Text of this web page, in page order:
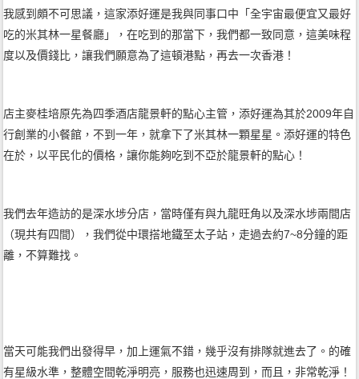
我感到頗不可思議，這家添好運是我與同事口中「全宇宙最便宜又最好
吃的米其林一星餐廳」，在吃到的那當下，我們都一致同意，這美味程
度以及價錢比，讓我們願意為了這頓港點，再去一次香港！
店主麥桂培原先為四季酒店龍景軒的點心主管，添好運為其於2009年自
行創業的小餐館，不到一年，就拿下了米其林一顆星星。添好運的特色
在於，以平民化的價格，讓你能夠吃到不亞於龍景軒的點心！
我們去年造訪的是深水埗分店，當時僅有與九龍旺角以及深水埗兩間店
（現共有四間），我們從中環搭地鐵至太子站，走過去約7~8分鐘的距
離，不算難找。
當天可能我們出發得早，加上運氣不錯，幾乎沒有排隊就進去了。的確
有星級水準，整體空間乾淨明亮，服務也迅速周到，而且，非常乾淨！